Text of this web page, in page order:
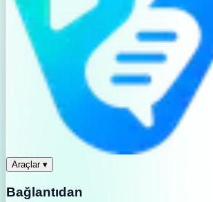
Araçlar ▾
Bağlantıdan